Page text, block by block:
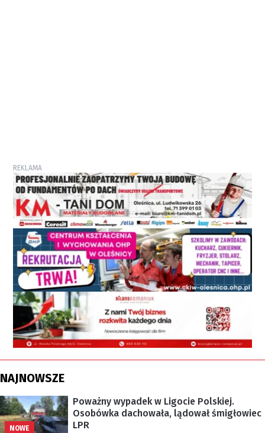
REKLAMA
NAJNOWSZE
NOWE
Poważny wypadek w Ligocie Polskiej.
Osobówka dachowała, lądował śmigłowiec
LPR